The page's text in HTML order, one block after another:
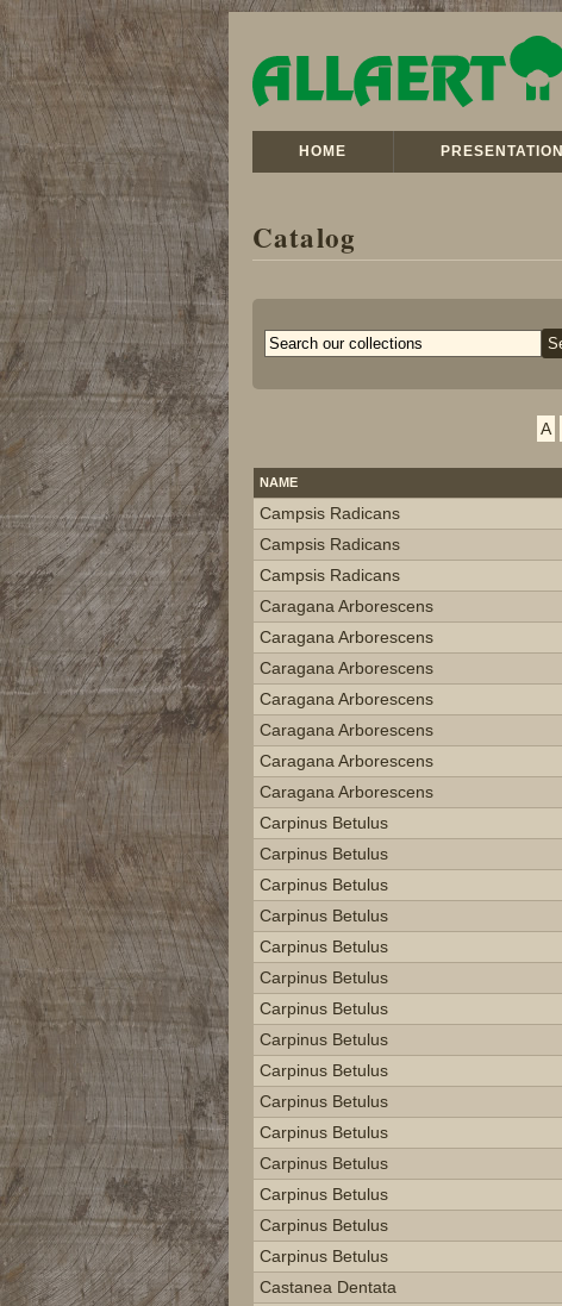
HOME PRESENTATION
Catalog
A
NAME
Campsis Radicans
Campsis Radicans
Campsis Radicans
Caragana Arborescens
Caragana Arborescens
Caragana Arborescens
Caragana Arborescens
Caragana Arborescens
Caragana Arborescens
Caragana Arborescens
Carpinus Betulus
Carpinus Betulus
Carpinus Betulus
Carpinus Betulus
Carpinus Betulus
Carpinus Betulus
Carpinus Betulus
Carpinus Betulus
Carpinus Betulus
Carpinus Betulus
Carpinus Betulus
Carpinus Betulus
Carpinus Betulus
Carpinus Betulus
Carpinus Betulus
Castanea Dentata